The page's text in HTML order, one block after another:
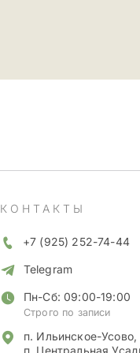
КОНТАКТЫ
+7 (925) 252-74-44
Telegram
Пн-Сб: 09:00-19:00
Строго по записи
п. Ильинское-Усово,